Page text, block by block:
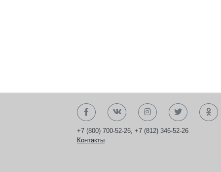
+7 (800) 700-52-26, +7 (812) 346-52-26
Контакты